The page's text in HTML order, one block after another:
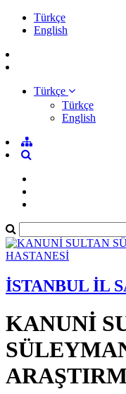
Türkçe
English
Türkçe
Türkçe
English
İSTANBUL İL
KANUNİ